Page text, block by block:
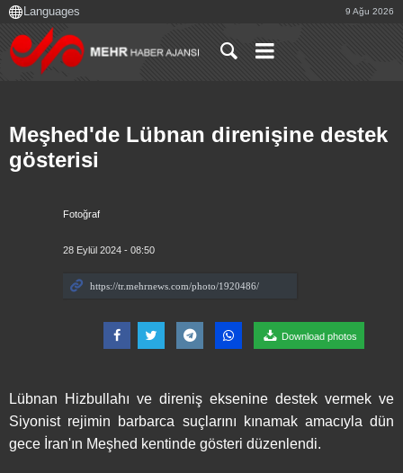
9 Ağu 2026
Fotoğraf
28 Eylül 2024 - 08:50
Download photos
Meşhed'de Lübnan direnişine destek
gösterisi
Lübnan Hizbullahı ve direniş eksenine destek vermek ve
Siyonist rejimin barbarca suçlarını kınamak amacıyla dün
gece İran'ın Meşhed kentinde gösteri düzenlendi.